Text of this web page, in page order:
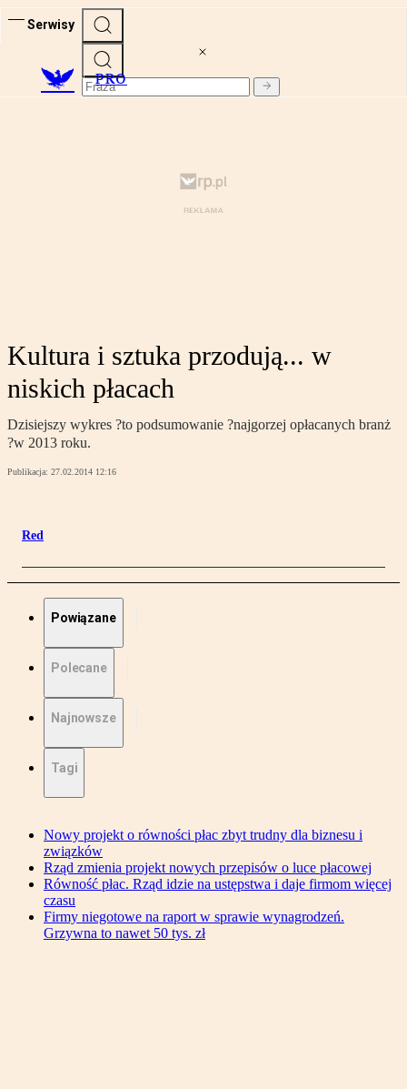
Serwisy
PRO
Kultura i sztuka przodują... w
niskich płacach
Dzisiejszy wykres ?to podsumowanie ?najgorzej opłacanych branż
?w 2013 roku.
Publikacja: 27.02.2014 12:16
Red
Powiązane
Polecane
Najnowsze
Tagi
Nowy projekt o równości płac zbyt trudny dla biznesu i
związków
Rząd zmienia projekt nowych przepisów o luce płacowej
Równość płac. Rząd idzie na ustępstwa i daje firmom więcej
czasu
Firmy niegotowe na raport w sprawie wynagrodzeń.
Grzywna to nawet 50 tys. zł